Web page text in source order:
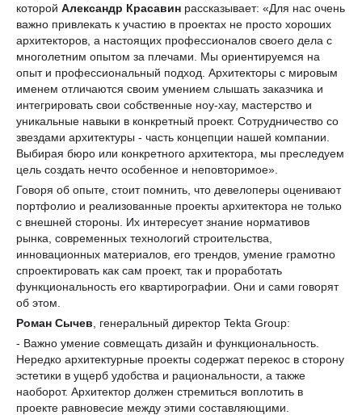
которой Александр Красавин рассказывает: «Для нас очень
важно привлекать к участию в проектах не просто хороших
архитекторов, а настоящих профессионалов своего дела с
многолетним опытом за плечами. Мы ориентируемся на
опыт и профессиональный подход. Архитекторы с мировым
именем отличаются своим умением слышать заказчика и
интегрировать свои собственные ноу-хау, мастерство и
уникальные навыки в конкретный проект. Сотрудничество со
звездами архитектуры - часть концепции нашей компании.
Выбирая бюро или конкретного архитектора, мы преследуем
цель создать нечто особенное и неповторимое».
Говоря об опыте, стоит помнить, что девелоперы оценивают
портфолио и реализованные проекты архитектора не только
с внешней стороны. Их интересует знание нормативов
рынка, современных технологий строительства,
инновационных материалов, его трендов, умение грамотно
спроектировать как сам проект, так и проработать
функциональность его квартирографии. Они и сами говорят
об этом.
Роман Сычев , генеральный директор Tekta Group:
- Важно умение совмещать дизайн и функциональность.
Нередко архитектурные проекты содержат перекос в сторону
эстетики в ущерб удобства и рациональности, а также
наоборот. Архитектор должен стремиться воплотить в
проекте равновесие между этими составляющими.